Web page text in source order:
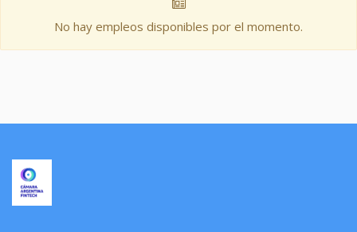
No hay empleos disponibles por el momento.